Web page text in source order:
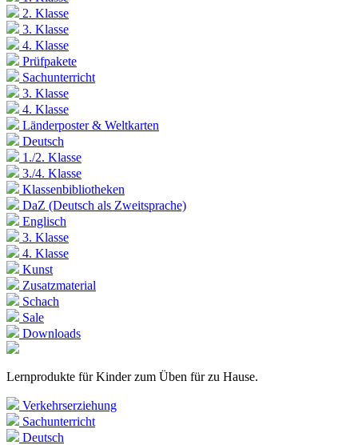
2. Klasse
3. Klasse
4. Klasse
Prüfpakete
Sachunterricht
3. Klasse
4. Klasse
Länderposter & Weltkarten
Deutsch
1./2. Klasse
3./4. Klasse
Klassenbibliotheken
DaZ (Deutsch als Zweitsprache)
Englisch
3. Klasse
4. Klasse
Kunst
Zusatzmaterial
Schach
Sale
Downloads
Lernprodukte für Kinder zum Üben für zu Hause.
Verkehrserziehung
Sachunterricht
Deutsch